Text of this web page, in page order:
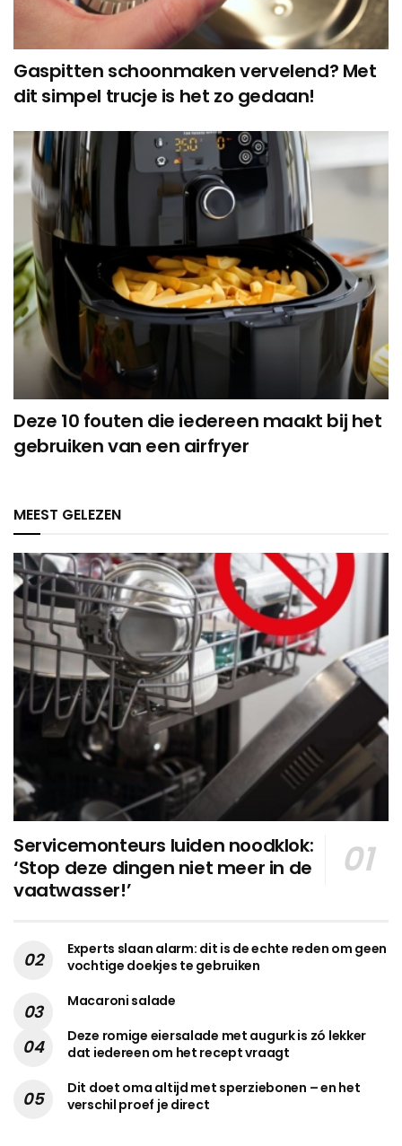
Gaspitten schoonmaken vervelend? Met
dit simpel trucje is het zo gedaan!
Deze 10 fouten die iedereen maakt bij het
gebruiken van een airfryer
MEEST GELEZEN
Servicemonteurs luiden noodklok:
‘Stop deze dingen niet meer in de
vaatwasser!’
Experts slaan alarm: dit is de echte reden om geen
vochtige doekjes te gebruiken
Macaroni salade
Deze romige eiersalade met augurk is zó lekker
dat iedereen om het recept vraagt
Dit doet oma altijd met sperziebonen – en het
verschil proef je direct